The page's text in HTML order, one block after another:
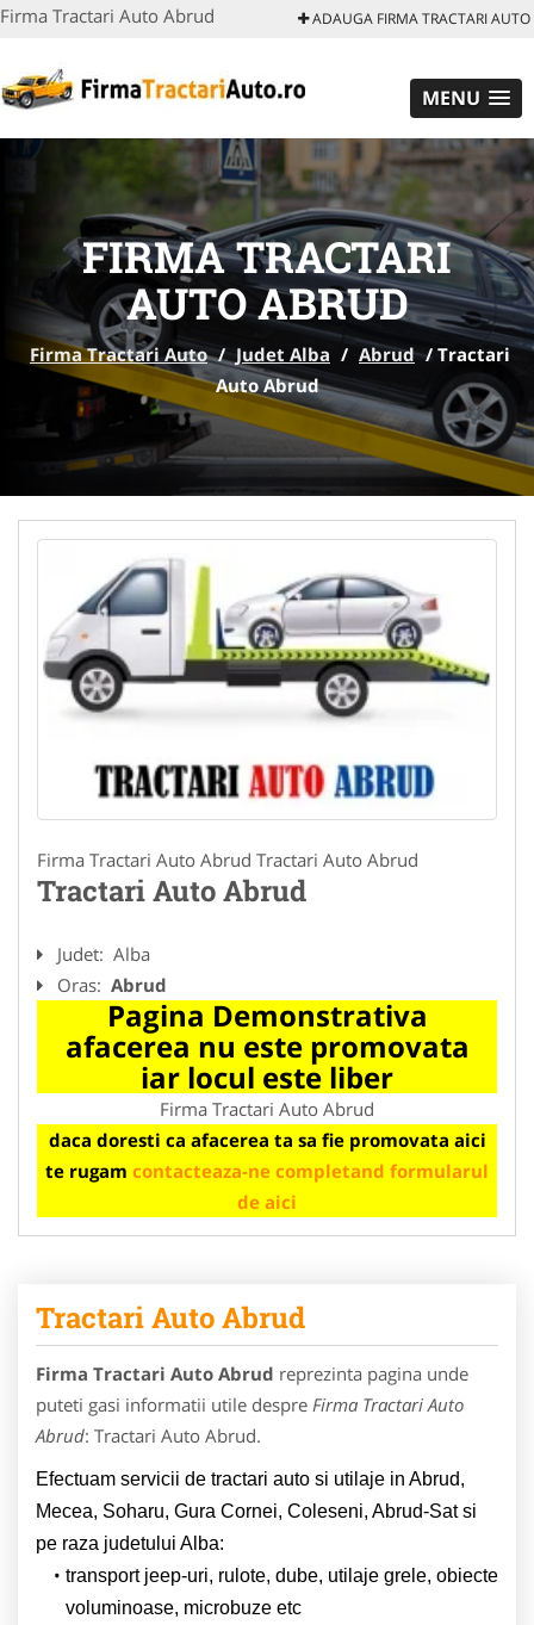
Firma Tractari Auto Abrud ADAUGA FIRMA TRACTARI AUTO
MENU
FIRMA TRACTARI
AUTO ABRUD
Firma Tractari Auto / Judet Alba / Abrud / Tractari
Auto Abrud
Firma Tractari Auto Abrud Tractari Auto Abrud
Tractari Auto Abrud
Judet: Alba
Oras: Abrud
Pagina Demonstrativa
afacerea nu este promovata
iar locul este liber
Firma Tractari Auto Abrud
daca doresti ca afacerea ta sa fie promovata aici
te rugam contacteaza-ne completand formularul
de aici
Tractari Auto Abrud
Firma Tractari Auto Abrud reprezinta pagina unde
puteti gasi informatii utile despre Firma Tractari Auto
Abrud: Tractari Auto Abrud.
Efectuam servicii de tractari auto si utilaje in Abrud,
Mecea, Soharu, Gura Cornei, Coleseni, Abrud-Sat si
pe raza judetului Alba:
transport jeep-uri, rulote, dube, utilaje grele, obiecte
voluminoase, microbuze etc